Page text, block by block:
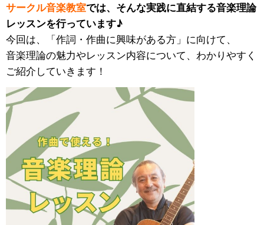
サークル音楽教室では、そんな実践に直結する音楽理論
レッスンを行っています♪
今回は、「作詞・作曲に興味がある方」に向けて、
音楽理論の魅力やレッスン内容について、わかりやすく
ご紹介していきます！